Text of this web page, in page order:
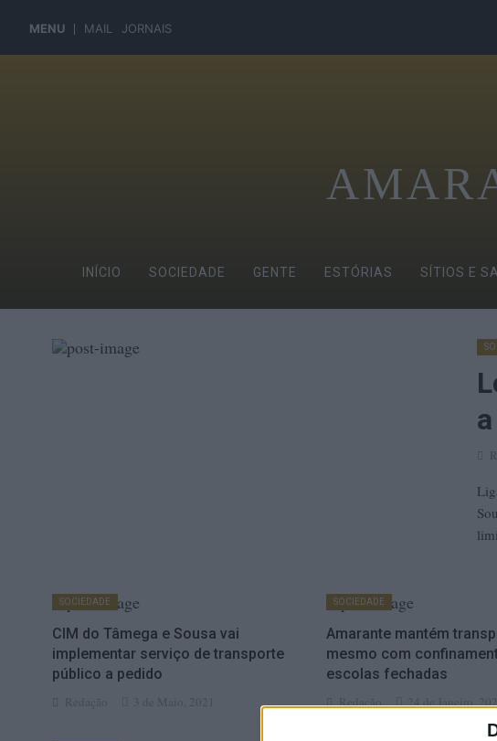
MENU MAIL JORNAIS
INÍCIO SOCIEDADE GENTE ESTÓRIAS SÍTIOS E
SOCIEDADE
CIM do Tâmega e Sousa vai
implementar serviço de transporte
público a pedido
SOCIEDADE
Amarante mantém
mesmo com
escolas fechadas
Redação 24 de Janeiro,